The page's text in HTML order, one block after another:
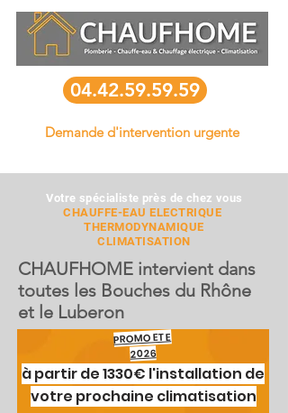
04.42.59.59.59
Demande d'intervention urgente
Votre spécialiste près de chez vous
CHAUFFE-EAU ELECTRIQUE
THERMODYNAMIQUE
CLIMATISATION
CHAUFHOME intervient dans
toutes les Bouches du Rhône
et le Luberon
à partir de 1330€ l'installation de
votre prochaine climatisation
PROMO ETE
2026